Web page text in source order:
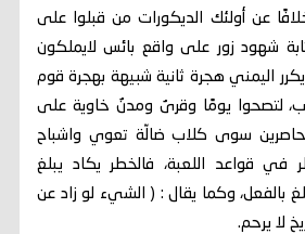
عن أولئك الديكورات من قبلوا على
شهود زور على واقع بائس لايملكون
اليمني هجرة ثانية شبيهة بهجرة قوم
لتصحوا يومًا وقرىٌ ومدنٌ خاوية على
سوى كلاب ضالّة تعوي واشباح
في قواعد اللعبة، فالخطر يكاد يبلغ
بالفعل، وكما يقال : ( الشيء لو زاد عن
لا يرحم.